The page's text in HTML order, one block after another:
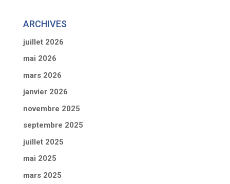
ARCHIVES
juillet 2026
mai 2026
mars 2026
janvier 2026
novembre 2025
septembre 2025
juillet 2025
mai 2025
mars 2025